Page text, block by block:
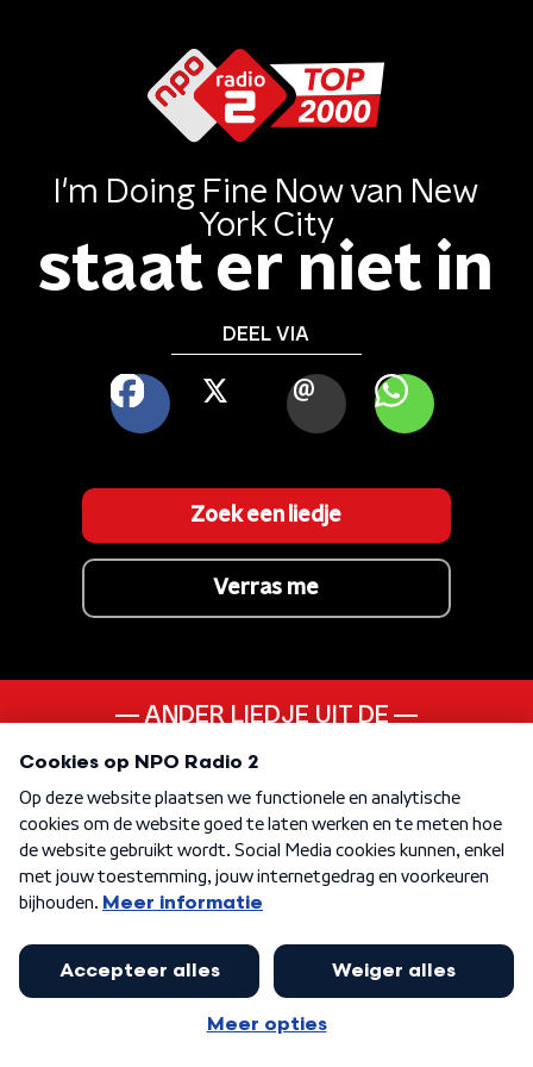
I'm Doing Fine Nowvan New
York City
staat er niet in
DEEL VIA
FACEBOOK
X MAIL WHATSAPP
Zoek een liedje
Verras me
ANDER LIEDJE UIT DE
70s
KEN JE DEZE NOG
Loop Niet Weg
KEN JE DEZE NOG
Raise Your Hands